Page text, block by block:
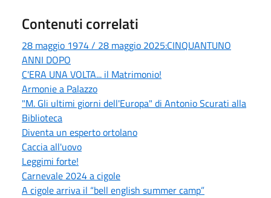
Contenuti correlati
28 maggio 1974 / 28 maggio 2025:CINQUANTUNO
ANNI DOPO
C'ERA UNA VOLTA... il Matrimonio!
Armonie a Palazzo
"M. Gli ultimi giorni dell'Europa" di Antonio Scurati alla
Biblioteca
Diventa un esperto ortolano
Caccia all'uovo
Leggimi forte!
Carnevale 2024 a cigole
A cigole arriva il “bell english summer camp”